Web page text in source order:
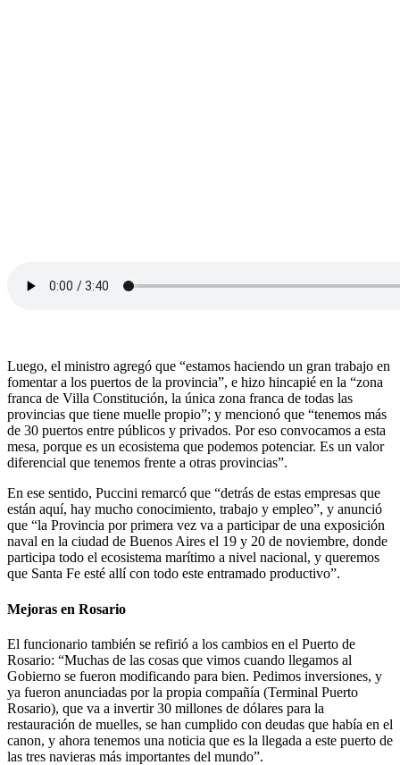
Luego, el ministro agregó que “estamos haciendo un gran trabajo en
fomentar a los puertos de la provincia”, e hizo hincapié en la “zona
franca de Villa Constitución, la única zona franca de todas las
provincias que tiene muelle propio”; y mencionó que “tenemos más
de 30 puertos entre públicos y privados. Por eso convocamos a esta
mesa, porque es un ecosistema que podemos potenciar. Es un valor
diferencial que tenemos frente a otras provincias”.
En ese sentido, Puccini remarcó que “detrás de estas empresas que
están aquí, hay mucho conocimiento, trabajo y empleo”, y anunció
que “la Provincia por primera vez va a participar de una exposición
naval en la ciudad de Buenos Aires el 19 y 20 de noviembre, donde
participa todo el ecosistema marítimo a nivel nacional, y queremos
que Santa Fe esté allí con todo este entramado productivo”.
Mejoras en Rosario
El funcionario también se refirió a los cambios en el Puerto de
Rosario: “Muchas de las cosas que vimos cuando llegamos al
Gobierno se fueron modificando para bien. Pedimos inversiones, y
ya fueron anunciadas por la propia compañía (Terminal Puerto
Rosario), que va a invertir 30 millones de dólares para la
restauración de muelles, se han cumplido con deudas que había en el
canon, y ahora tenemos una noticia que es la llegada a este puerto de
las tres navieras más importantes del mundo”.